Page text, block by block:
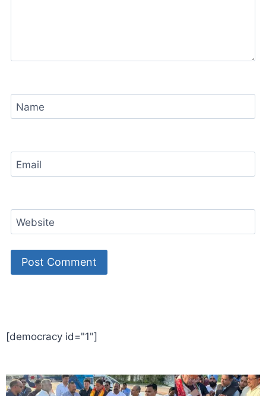
Name
Email
Website
[democracy id="1"]